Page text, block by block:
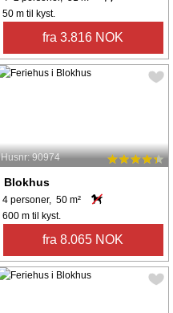
50 m til kyst.
fra 3.816 NOK
Husnr: 90974
Blokhus
4 personer, 50 m²
600 m til kyst.
fra 8.065 NOK